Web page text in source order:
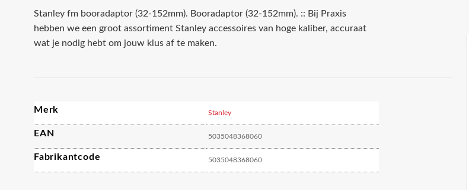
Stanley fm booradaptor (32-152mm). Booradaptor (32-152mm). :: Bij Praxis
hebben we een groot assortiment Stanley accessoires van hoge kaliber, accuraat
wat je nodig hebt om jouw klus af te maken.
Merk Stanley
EAN 5035048368060
Fabrikantcode 5035048368060